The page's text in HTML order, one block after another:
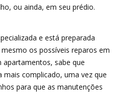
ou ainda, em seu prédio.
e está preparada
os possíveis reparos em
apartamentos, sabe que
complicado, uma vez que
para que as manutenções